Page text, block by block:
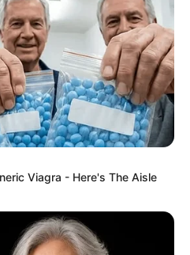
Viagra - Here's The Aisle